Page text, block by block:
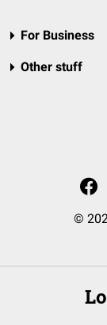
For Business
Other stuff
©